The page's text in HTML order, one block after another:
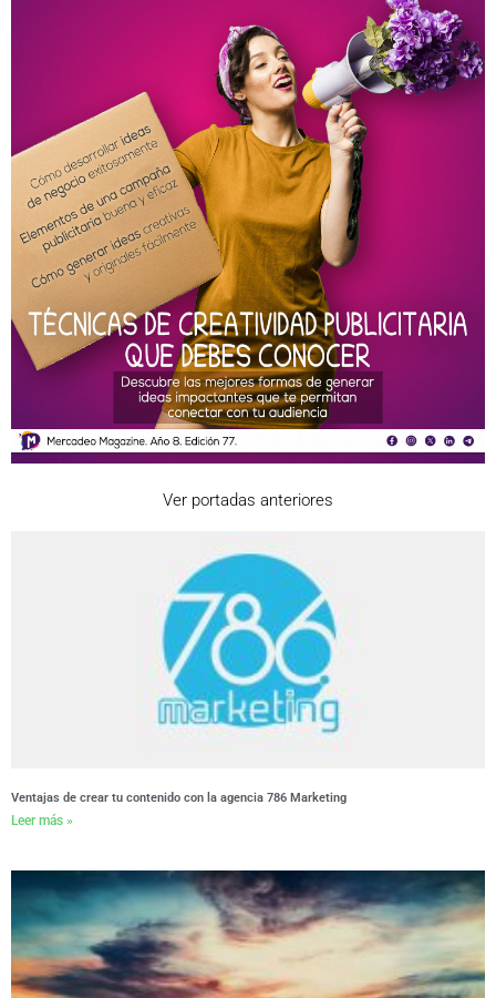
Ver portadas anteriores
Ventajas de crear tu contenido con la agencia 786 Marketing
Leer más »